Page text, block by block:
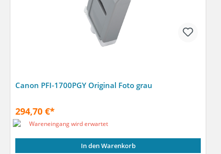
Canon PFI-1700PGY Original Foto grau
294,70 €*
Wareneingang wird erwartet
In den Warenkorb